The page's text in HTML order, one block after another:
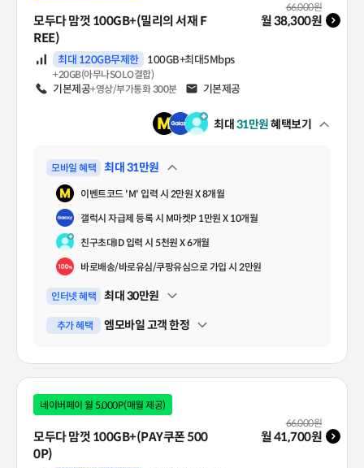
모두다 맘껏 100GB+(밀리의 서재 F
REE)
월 기본료(VAT 포함)
66,000원
월38,300원
데이터최대 120GB무제한 100GB+최대5Mbps
+20GB(아무나SOLO결합)
음성기본제공+영상/부가통화 300분 문자기본제공
최대31만원혜택보기
모바일 혜택 최대31만원
펼쳐보기
이벤트코드 'M' 입력 시 2만원 X 8개월
갤럭시 자급제 등록 시 M마켓P 1만원 X 10개월
친구초대ID 입력 시 5천원 X 6개월
바로배송/바로유심/쿠팡유심으로 가입 시 2만원
인터넷 혜택 최대30만원
펼쳐보기
추가 혜택 엠모바일 고객 한정
펼쳐보기
네이버페이 월 5,000P(매월 제공)
모두다 맘껏 100GB+(PAY쿠폰 500
0P)
월 기본료(VAT 포함)
66,000원
월41,700원